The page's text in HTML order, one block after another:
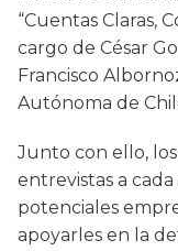
“Cuentas Claras,
cargo de César
Francisco
Autónoma de
Junto con ello,
entrevistas a
potenciales
apoyarles en la